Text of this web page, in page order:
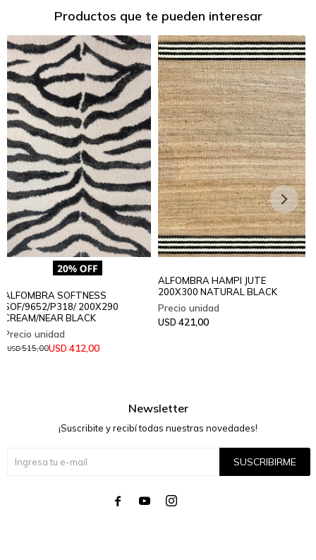
Productos que te pueden interesar
ALFOMBRA SOFTNESS
SOF/9652/P318/ 200X290
CREAM/NEAR BLACK
USD 412,00
USD515,00
ALFOMBRA HAMPI JUTE
200X300 NATURAL BLACK
USD 421,00
Newsletter
¡Suscribite y recibí todas nuestras novedades!
SUSCRIBIRME
  